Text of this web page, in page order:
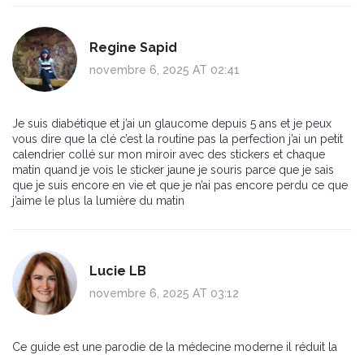
Regine Sapid
novembre 6, 2025 AT 02:41
Je suis diabétique et j’ai un glaucome depuis 5 ans et je peux
vous dire que la clé c’est la routine pas la perfection j’ai un petit
calendrier collé sur mon miroir avec des stickers et chaque
matin quand je vois le sticker jaune je souris parce que je sais
que je suis encore en vie et que je n’ai pas encore perdu ce que
j’aime le plus la lumière du matin
Lucie LB
novembre 6, 2025 AT 03:12
Ce guide est une parodie de la médecine moderne il réduit la